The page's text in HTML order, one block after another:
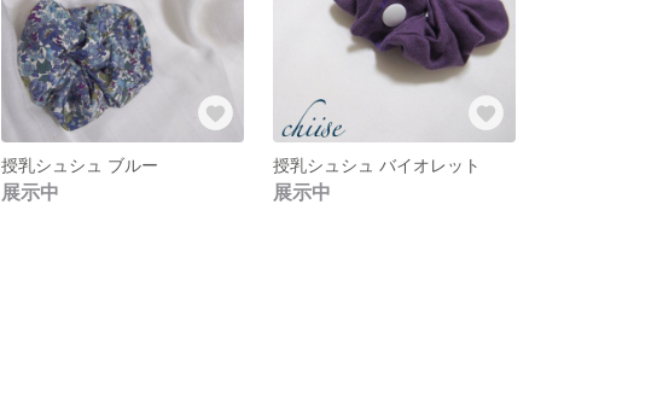
授乳シュシュ ブルー
展示中
授乳シュシュ バイオレット
展示中